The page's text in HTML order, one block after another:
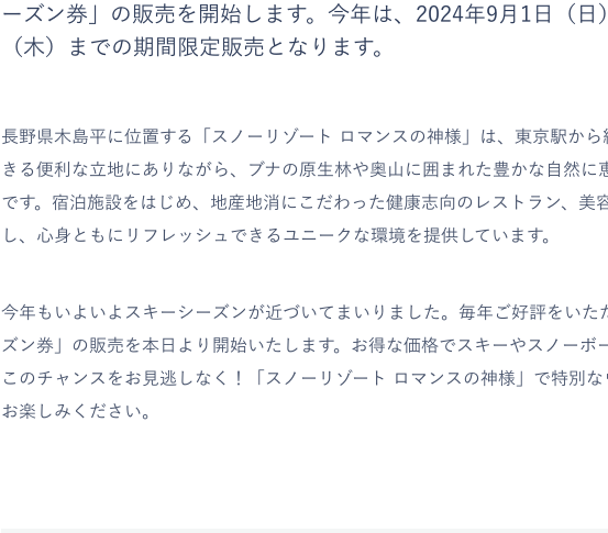
ーズン券」の販売を開始します。今年は、2024年9月1日（日
（木）までの期間限定販売となります。
長野県木島平に位置する「スノーリゾート ロマンスの神様」は、東京駅か
きる便利な立地にありながら、ブナの原生林や奥山に囲まれた豊かな自然に
です。宿泊施設をはじめ、地産地消にこだわった健康志向のレストラン、美
し、心身ともにリフレッシュできるユニークな環境を提供しています。
今年もいよいよスキーシーズンが近づいてまいりました。毎年ご好評をいた
ズン券」の販売を本日より開始いたします。お得な価格でスキーやスノーボ
このチャンスをお見逃しなく！「スノーリゾート ロマンスの神様」で特別
お楽しみください。